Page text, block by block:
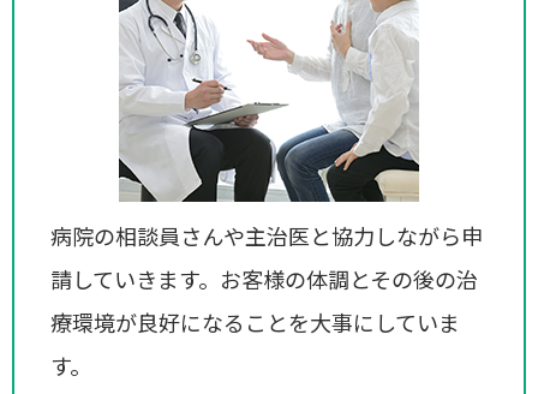
病院の相談員さんや主治医と協力しながら申
請していきます。お客様の体調とその後の治
療環境が良好になることを大事にしていま
す。